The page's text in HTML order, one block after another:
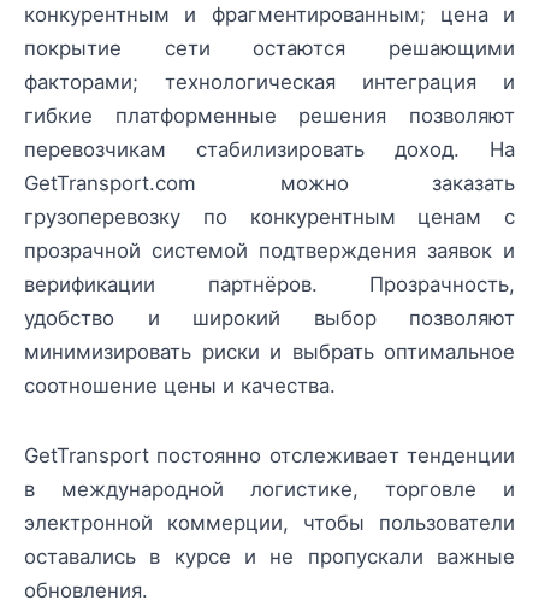
конкурентным и фрагментированным; цена и
покрытие сети остаются решающими
факторами; технологическая интеграция и
гибкие платформенные решения позволяют
перевозчикам стабилизировать доход. На
GetTransport.com можно заказать
грузоперевозку по конкурентным ценам с
прозрачной системой подтверждения заявок и
верификации партнёров. Прозрачность,
удобство и широкий выбор позволяют
минимизировать риски и выбрать оптимальное
соотношение цены и качества.
GetTransport постоянно отслеживает тенденции
в международной логистике, торговле и
электронной коммерции, чтобы пользователи
оставались в курсе и не пропускали важные
обновления.